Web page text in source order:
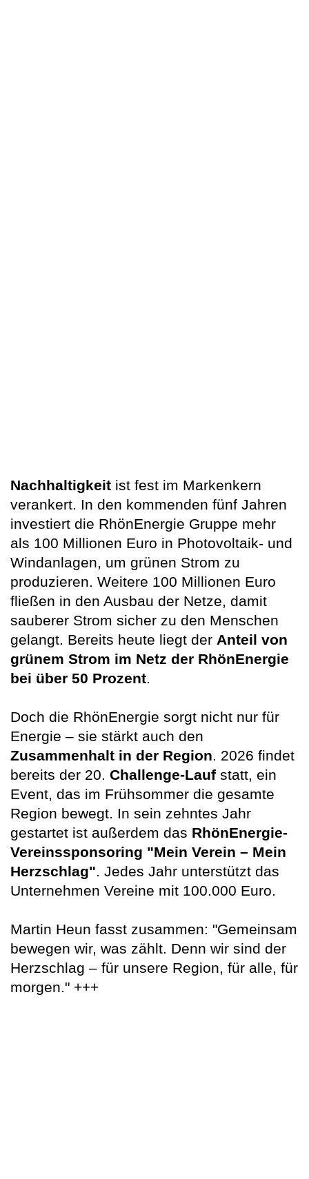
Nachhaltigkeit ist fest im Markenkern
verankert. In den kommenden fünf Jahren
investiert die RhönEnergie Gruppe mehr
als 100 Millionen Euro in Photovoltaik- und
Windanlagen, um grünen Strom zu
produzieren. Weitere 100 Millionen Euro
fließen in den Ausbau der Netze, damit
sauberer Strom sicher zu den Menschen
gelangt. Bereits heute liegt der Anteil von
grünem Strom im Netz der RhönEnergie
bei über 50 Prozent.
Doch die RhönEnergie sorgt nicht nur für
Energie – sie stärkt auch den
Zusammenhalt in der Region. 2026 findet
bereits der 20. Challenge-Lauf statt, ein
Event, das im Frühsommer die gesamte
Region bewegt. In sein zehntes Jahr
gestartet ist außerdem das RhönEnergie-
Vereinssponsoring "Mein Verein – Mein
Herzschlag". Jedes Jahr unterstützt das
Unternehmen Vereine mit 100.000 Euro.
Martin Heun fasst zusammen: "Gemeinsam
bewegen wir, was zählt. Denn wir sind der
Herzschlag – für unsere Region, für alle, für
morgen." +++